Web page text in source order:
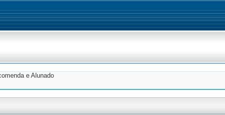
e Alunado